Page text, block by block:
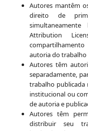
Autores mantêm
direito de
Attribution
autoria do trabalho
Autores têm
separadamente,
trabalho publicada
institucional ou
de autoria e
Autores têm
distribuir seu